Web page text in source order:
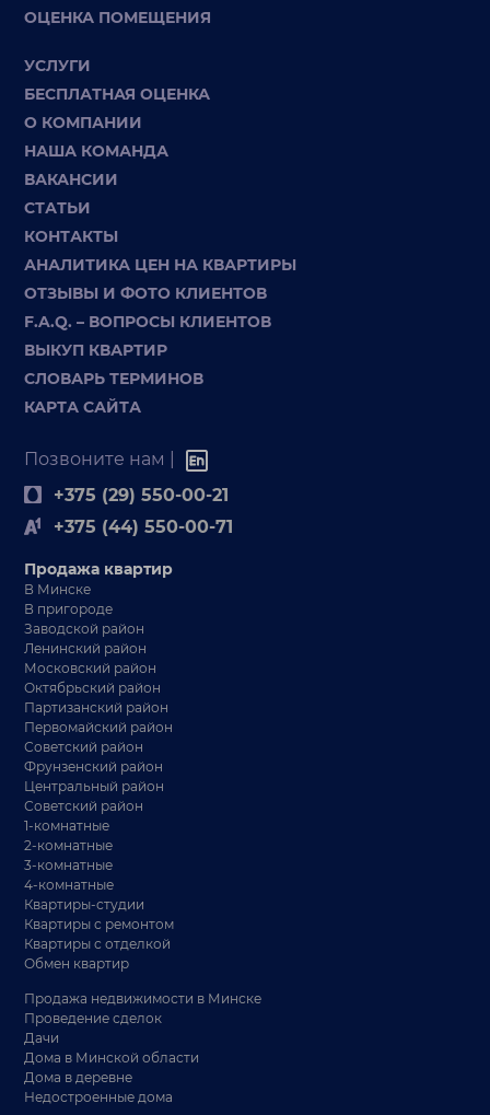
ОЦЕНКА ПОМЕЩЕНИЯ
УСЛУГИ
БЕСПЛАТНАЯ ОЦЕНКА
О КОМПАНИИ
НАША КОМАНДА
ВАКАНСИИ
СТАТЬИ
КОНТАКТЫ
АНАЛИТИКА ЦЕН НА КВАРТИРЫ
ОТЗЫВЫ И ФОТО КЛИЕНТОВ
F.A.Q. – ВОПРОСЫ КЛИЕНТОВ
ВЫКУП КВАРТИР
СЛОВАРЬ ТЕРМИНОВ
КАРТА САЙТА
Позвоните нам |
+375 (29) 550-00-21
+375 (44) 550-00-71
Продажа квартир
В Минске
В пригороде
Заводской район
Ленинский район
Московский район
Октябрьский район
Партизанский район
Первомайский район
Советский район
Фрунзенский район
Центральный район
Советский район
1-комнатные
2-комнатные
3-комнатные
4-комнатные
Квартиры-студии
Квартиры с ремонтом
Квартиры с отделкой
Обмен квартир
Продажа недвижимости в Минске
Проведение сделок
Дачи
Дома в Минской области
Дома в деревне
Недостроенные дома